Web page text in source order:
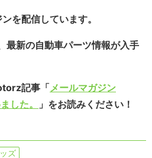
を配信しています。
最新の自動車パーツ情報が入手
記事「メールマガジン
した。
」をお読みください！
ズ